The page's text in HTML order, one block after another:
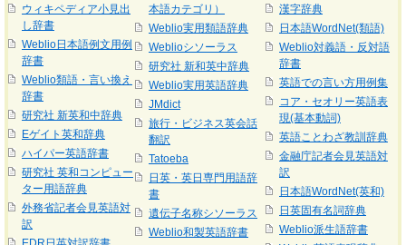
ウィキペディア小見出
し辞書
Weblio日本語例文用例
辞書
Weblio類語・言い換え
辞書
研究社 新英和中辞典
Eゲイト英和辞典
ハイパー英語辞書
研究社 英和コンピュー
ター用語辞典
外務省記者会見英語対
訳
本語カテゴリ）
Weblio実用類語辞典
Weblioシソーラス
研究社 新和英中辞典
Weblio実用英語辞典
JMdict
旅行・ビジネス英会話
翻訳
Tatoeba
日英・英日専門用語辞
書
遺伝子名称シソーラス
Weblio和製英語辞書
漢字辞典
日本語WordNet(類語)
Weblio対義語・反対語
辞書
英語での言い方用例集
コア・セオリー英語表
現(基本動詞)
英語ことわざ教訓辞典
金融庁記者会見英語対
訳
日本語WordNet(英和)
日英固有名詞辞典
Weblio派生語辞書